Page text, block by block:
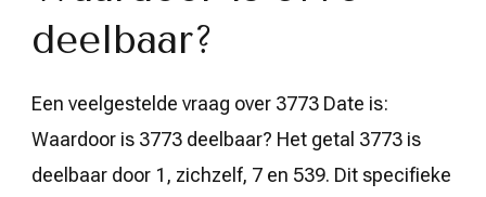
deelbaar?
Een veelgestelde vraag over 3773 Date is:
Waardoor is 3773 deelbaar? Het getal 3773 is
deelbaar door 1, zichzelf, 7 en 539. Dit specifieke